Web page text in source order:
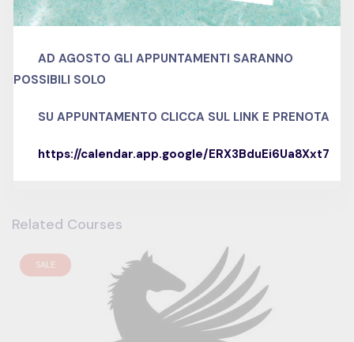
Language Italiano
Skill level
Certificate no
Related Courses
SALE
AD AGOSTO GLI APPUNTAMENTI SARANNO
POSSIBILI SOLO
SU APPUNTAMENTO CLICCA SUL LINK E PRENOTA
https://calendar.app.google/ERX3BduEi6Ua8Xxt7